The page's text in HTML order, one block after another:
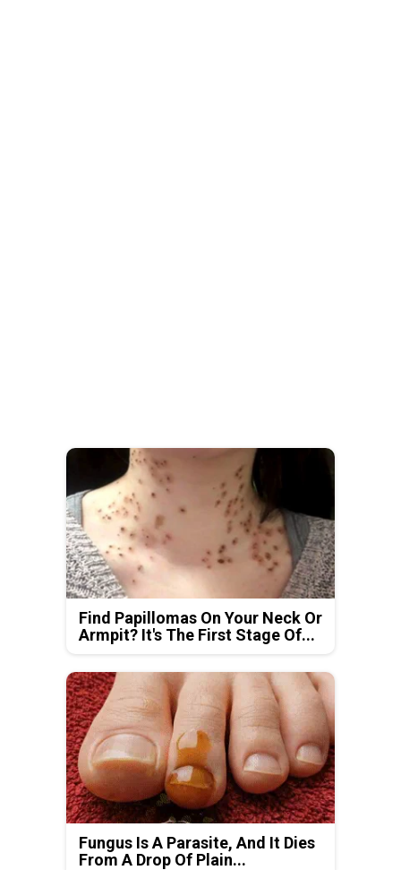
Find Papillomas On Your Neck Or
Armpit? It's The First Stage Of...
Fungus Is A Parasite, And It Dies
From A Drop Of Plain...